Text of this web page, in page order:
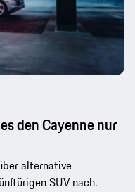
den Cayenne nur
alternative
SUV nach.